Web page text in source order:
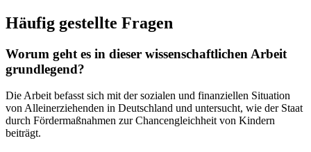
Häufig gestellte Fragen
Worum geht es in dieser wissenschaftlichen Arbeit
grundlegend?
Die Arbeit befasst sich mit der sozialen und finanziellen Situation
von Alleinerziehenden in Deutschland und untersucht, wie der Staat
durch Fördermaßnahmen zur Chancengleichheit von Kindern
beiträgt.